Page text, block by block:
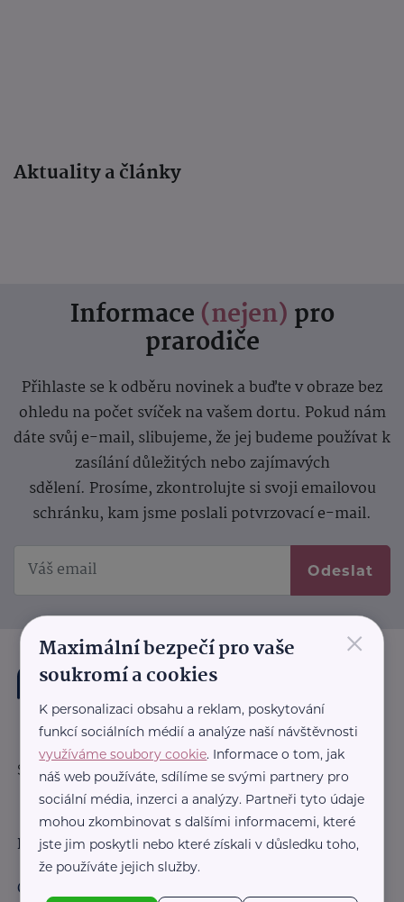
Aktuality a články
Informace (nejen) pro
prarodiče
Přihlaste se k odběru novinek a buďte v obraze bez
ohledu na počet svíček na vašem dortu. Pokud nám
dáte svůj e-mail, slibujeme, že jej budeme používat k
zasílání důležitých nebo zajímavých
sdělení. Prosíme, zkontrolujte si svoji emailovou
schránku, kam jsme poslali potvrzovací e-mail.
Odeslat
Sledujte nás:
Důležité odkazy
Obchodní podmínky
×
Maximální bezpečí pro vaše
soukromí a cookies
K personalizaci obsahu a reklam, poskytování
funkcí sociálních médií a analýze naší návštěvnosti
využíváme soubory cookie. Informace o tom, jak
náš web používáte, sdílíme se svými partnery pro
sociální média, inzerci a analýzy. Partneři tyto údaje
mohou zkombinovat s dalšími informacemi, které
jste jim poskytli nebo které získali v důsledku toho,
že používáte jejich služby.